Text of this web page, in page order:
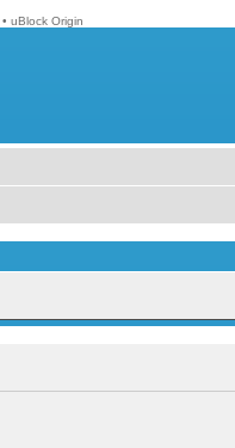
• uBlock Origin